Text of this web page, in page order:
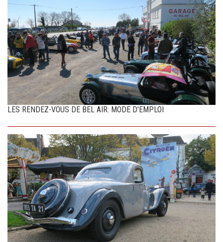
LES RENDEZ-VOUS DE BEL AIR: MODE D'EMPLOI